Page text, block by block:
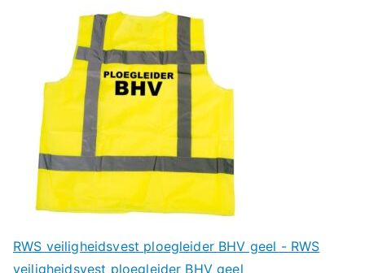
RWS veiligheidsvest ploegleider BHV geel - RWS
veiligheidsvest ploegleider BHV geel